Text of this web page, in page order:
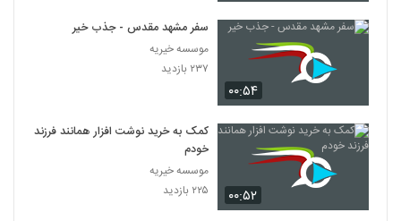
۰۰:۵۴
سفر مشهد مقدس - جذب خیر
موسسه خیریه
۲۳۷ بازدید
۰۰:۵۲
کمک به خرید نوشت افزار همانند فرزند
خودم
موسسه خیریه
۲۲۵ بازدید